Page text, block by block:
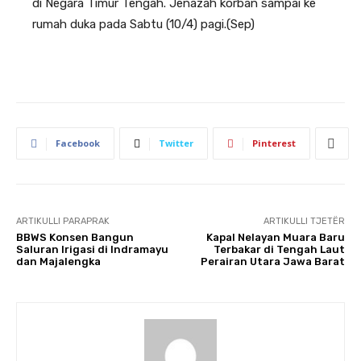
di Negara Timur Tengah. Jenazah korban sampai ke
rumah duka pada Sabtu (10/4) pagi.(Sep)
Facebook Twitter Pinterest
ARTIKULLI PARAPRAK
BBWS Konsen Bangun
Saluran Irigasi di Indramayu
dan Majalengka
ARTIKULLI TJETËR
Kapal Nelayan Muara Baru
Terbakar di Tengah Laut
Perairan Utara Jawa Barat